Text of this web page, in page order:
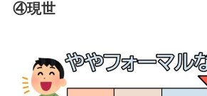
④現世